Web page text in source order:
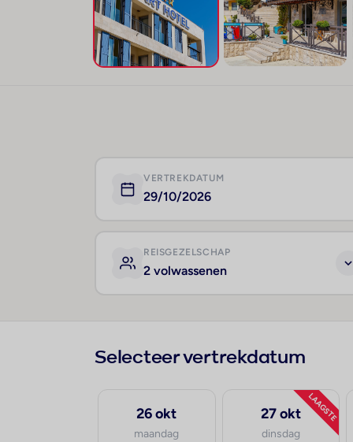
VERTREKDATUM
29/10/2026
REISGEZELSCHAP
2 volwassenen
Selecteer vertrekdatum
26 okt
maandag
LAAGSTE
27 okt
dinsdag